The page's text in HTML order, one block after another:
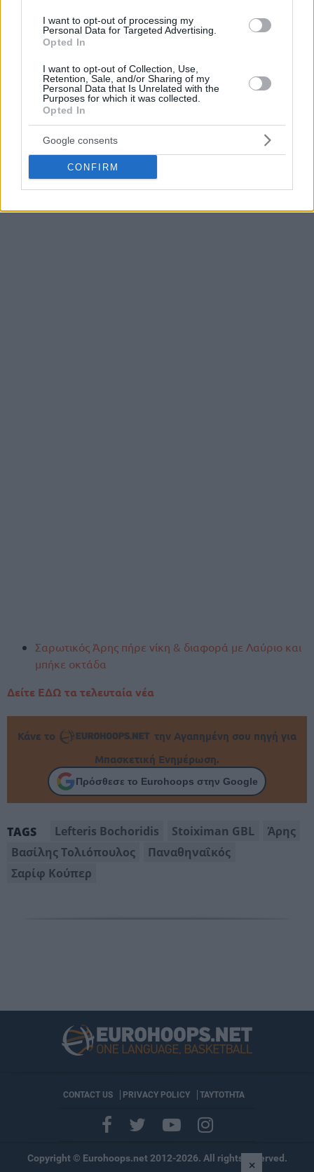
I want to opt-out of processing my
Personal Data for Targeted Advertising.
Opted In
I want to opt-out of Collection, Use,
Retention, Sale, and/or Sharing of my
Personal Data that Is Unrelated with the
Purposes for which it was collected.
Opted In
Google consents
CONFIRM
12άδα του αγώνα, θα ξεκαθαρίσει αύριο (17/03).
μπροστά του, απέναντι στον πρωτοπόρο και αήττητο
Παναθηναϊκόκαι μένει να φανεί το πώς θα βρει λύσεις με
τόσες απουσίες.
Διαβάστε ακόμη:
Σαρωτικός Άρης πήρε νίκη & διαφορά με Λαύριο και
μπήκε οκτάδα
Δείτε ΕΔΩ τα τελευταία νέα
Κάνε το
την Αγαπημένη σου πηγή για
Μπασκετική Ενημέρωση.
Πρόσθεσε το Eurohoops στην Google
TAGS Lefteris Bochoridis Stoiximan GBL
Άρης
Βασίλης Τολιόπουλος
Παναθηναΐκός
Σαρίφ Κούπερ
CONTACT US PRIVACY POLICY ΤΑΥΤΟΤΗΤΑ
Copyright © Eurohoops.net 2012-2026. All rights reserved.
×